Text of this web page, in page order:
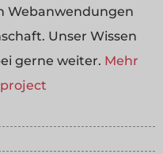
Webanwendungen
Unser Wissen
gerne weiter. Mehr